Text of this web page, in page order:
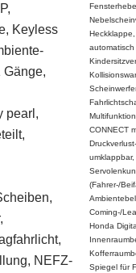
Keyless
Gänge,
pearl,
NEFZ-
CONNECT
(Fahrer-/
Coming-/
Honda
Spiegel für